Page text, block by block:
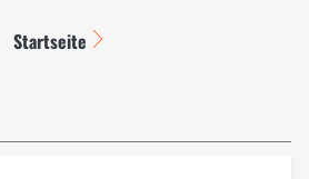
Startseite